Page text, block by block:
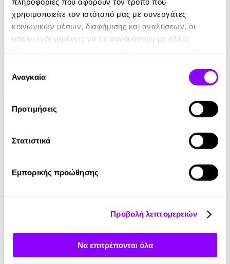
χρησιμοποιείτε τον ιστότοπό μας με συνεργάτες
κοινωνικών μέσων, διαφήμισης και αναλύσεων, οι
οποίοι ενδεχομένως να τις συνδυάσουν με άλλες
των υπηρεσιών τους.
συγκατάθεσης
Αναγκαία
Προτιμήσεις
Στατιστικά
Εμπορικής προώθησης
Προβολή λεπτομερειών
Να επιτρέπονται όλα
Audiobook
Διονύσης Σιμόπουλος
Audiobook • 1 Credit